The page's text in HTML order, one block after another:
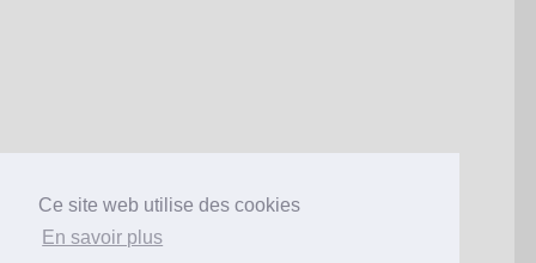
Ce site web utilise des cookies
En savoir plus